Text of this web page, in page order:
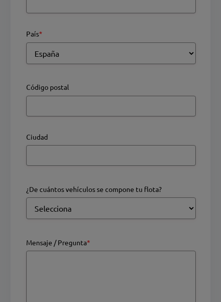
País*
Código postal
Ciudad
¿De cuántos vehículos se compone tu flota?
Mensaje / Pregunta*